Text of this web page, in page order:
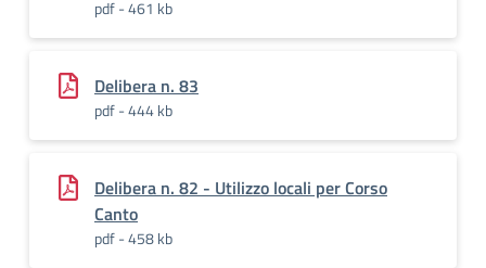
pdf - 461 kb
Delibera n. 83
pdf - 444 kb
Delibera n. 82 - Utilizzo locali per Corso
Canto
pdf - 458 kb